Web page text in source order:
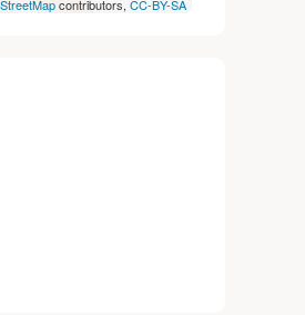
contributors, CC-BY-SA